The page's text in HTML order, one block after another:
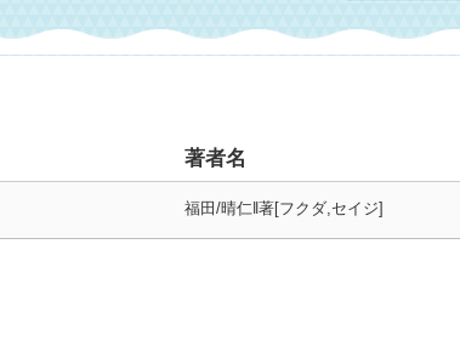
著者名
福田/晴仁‖著[フクダ,セイジ]